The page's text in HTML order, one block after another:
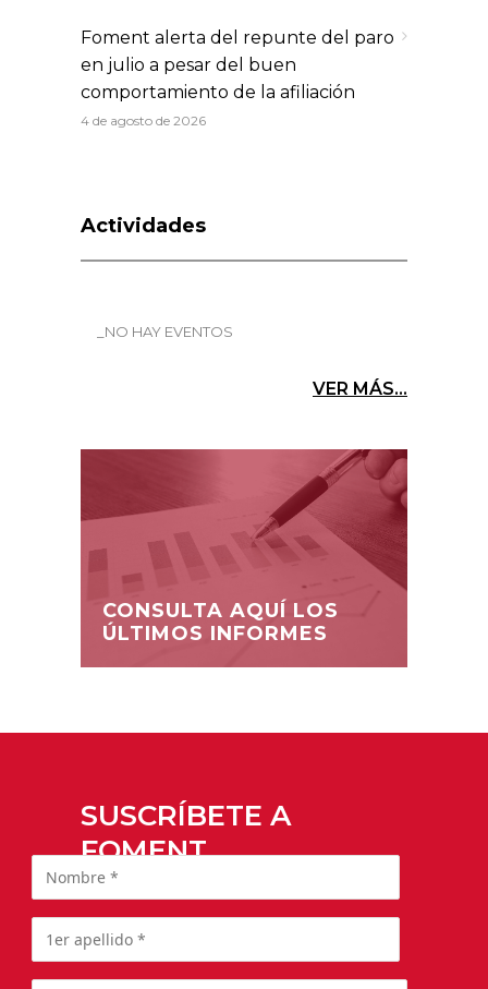
Foment alerta del repunte del paro
en julio a pesar del buen
comportamiento de la afiliación
4 de agosto de 2026
Actividades
_NO HAY EVENTOS
VER MÁS...
CONSULTA AQUÍ LOS
ÚLTIMOS INFORMES
SUSCRÍBETE A
FOMENT